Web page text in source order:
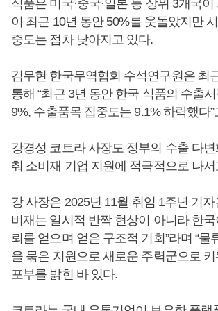
식품은 미국·중국·일본 등 상위 3개국
이 최근 10년 동안 50%를 웃돌았지만
중도는 점차 낮아지고 있다.
김무현 한국무역협회 수석연구원은 최
통해 “최근 3년 동안 한국 식품의 수출
9%, 수출품목 집중도는 9.1% 하락했다
강경성 코트라 사장도 정부의 수출 다
춰 소비재 기업 지원에 적극적으로 나
강 사장은 2025년 11월 취임 1주년 기자
비재는 일시적 반짝 현상이 아니라 한
뢰를 얻으며 얻은 구조적 기회”라며 “물
을 묶은 지원으로 새로운 주력군으로 키
포부를 밝힌 바 있다.